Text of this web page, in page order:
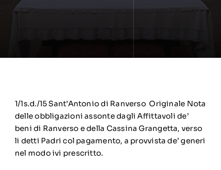
1/1s.d./15 Sant’Antonio di Ranverso Originale Nota
delle obbligazioni assonte dagli Affittavoli de’
beni di Ranverso e della Cassina Grangetta, verso
li detti Padri col pagamento, a provvista de’ generi
nel modo ivi prescritto.